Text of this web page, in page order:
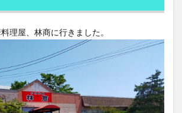
理屋、林商に行きました。